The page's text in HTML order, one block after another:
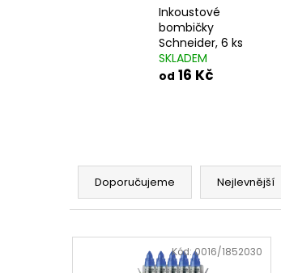
Inkoustové
bombičky
Schneider, 6 ks
SKLADEM
od 16 Kč
Ř
z
Doporučujeme Nejlevnější
V
Kód:0016/1852030
Doporučujeme
KOUPELOVÉ BOMBY
970 Kč